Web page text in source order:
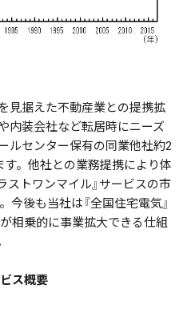
見据えた不動産業との提携拡
内装会社など転居時にニーズ
ルセンター保有の同業他社約2
。他社との業務提携により体
ストワンマイル』サービスの市
後も当社は『全国住宅電気』
相乗的に事業拡大できる仕組
ス概要